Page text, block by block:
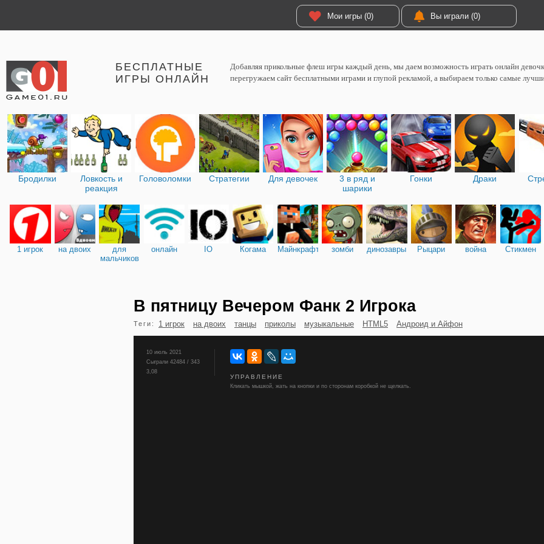
Мои игры (0) Вы играли (0)
БЕСПЛАТНЫЕ
ИГРЫ ОНЛАЙН
Добавляя прикольные флеш игры каждый день, мы даем возможность играть онлайн
перегружаем сайт бесплатными играми и глупой рекламой, а выбираем только самые
Бродилки
Ловкость и
реакция
Головоломки Стратегии Для девочек
3 в ряд и
шарики
Гонки Драки
1 игрок на двоих
для
мальчиков
онлайн IO Когама Майнкрафт зомби динозавры Рыцари война Стикмен
В пятницу Вечером Фанк 2 Игрока
Теги: 1 игрок на двоих танцы приколы музыкальные HTML5 Андроид и Айфон
10 июль 2021
Сыграли 42484 / 343
3,08
УПРАВЛЕНИЕ
Кликать мышкой, жать на кнопки и по сторонам коробкой не щелкать.